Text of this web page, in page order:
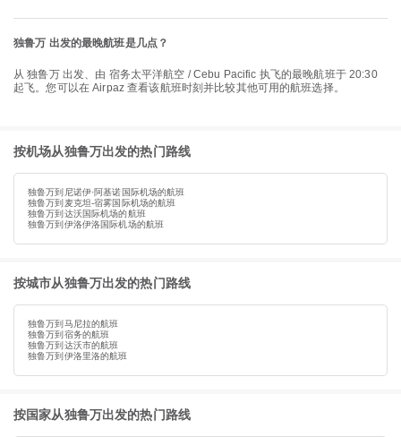
独鲁万 出发的最晚航班是几点？
从 独鲁万 出发、由 宿务太平洋航空 / Cebu Pacific 执飞的最晚航班于 20:30
起飞。您可以在 Airpaz 查看该航班时刻并比较其他可用的航班选择。
按机场从独鲁万出发的热门路线
独鲁万到尼诺伊·阿基诺国际机场的航班
独鲁万到麦克坦-宿雾国际机场的航班
独鲁万到达沃国际机场的航班
独鲁万到伊洛伊洛国际机场的航班
按城市从独鲁万出发的热门路线
独鲁万到马尼拉的航班
独鲁万到宿务的航班
独鲁万到达沃市的航班
独鲁万到伊洛里洛的航班
按国家从独鲁万出发的热门路线